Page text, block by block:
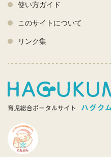
使い方ガイド
このサイトについて
リンク集